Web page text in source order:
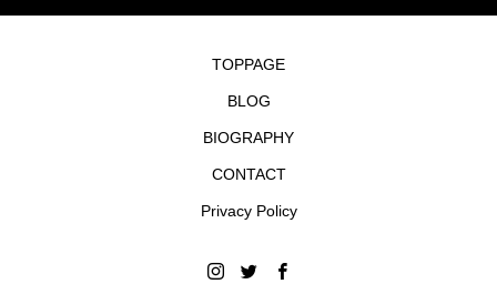
TOPPAGE
BLOG
BIOGRAPHY
CONTACT
Privacy Policy